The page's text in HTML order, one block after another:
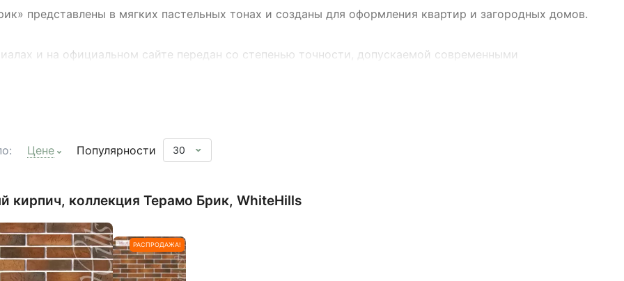
представлены в мягких пастельных тонах и созданы для оформления квартир и загородных домов.
и на официальном сайте передан со степенью точности, допускаемой современными
Цене Популярности 30
кирпич, коллекция Терамо Брик, WhiteHills
РАСПРОДАЖА!